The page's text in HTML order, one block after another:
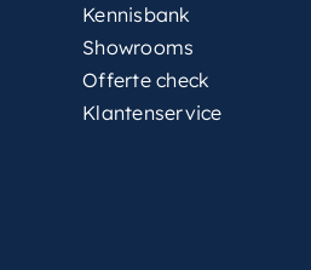
Kennisbank
Showrooms
Offerte check
Klantenservice